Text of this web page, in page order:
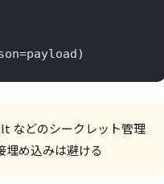
などのシークレット管理
埋め込みは避ける